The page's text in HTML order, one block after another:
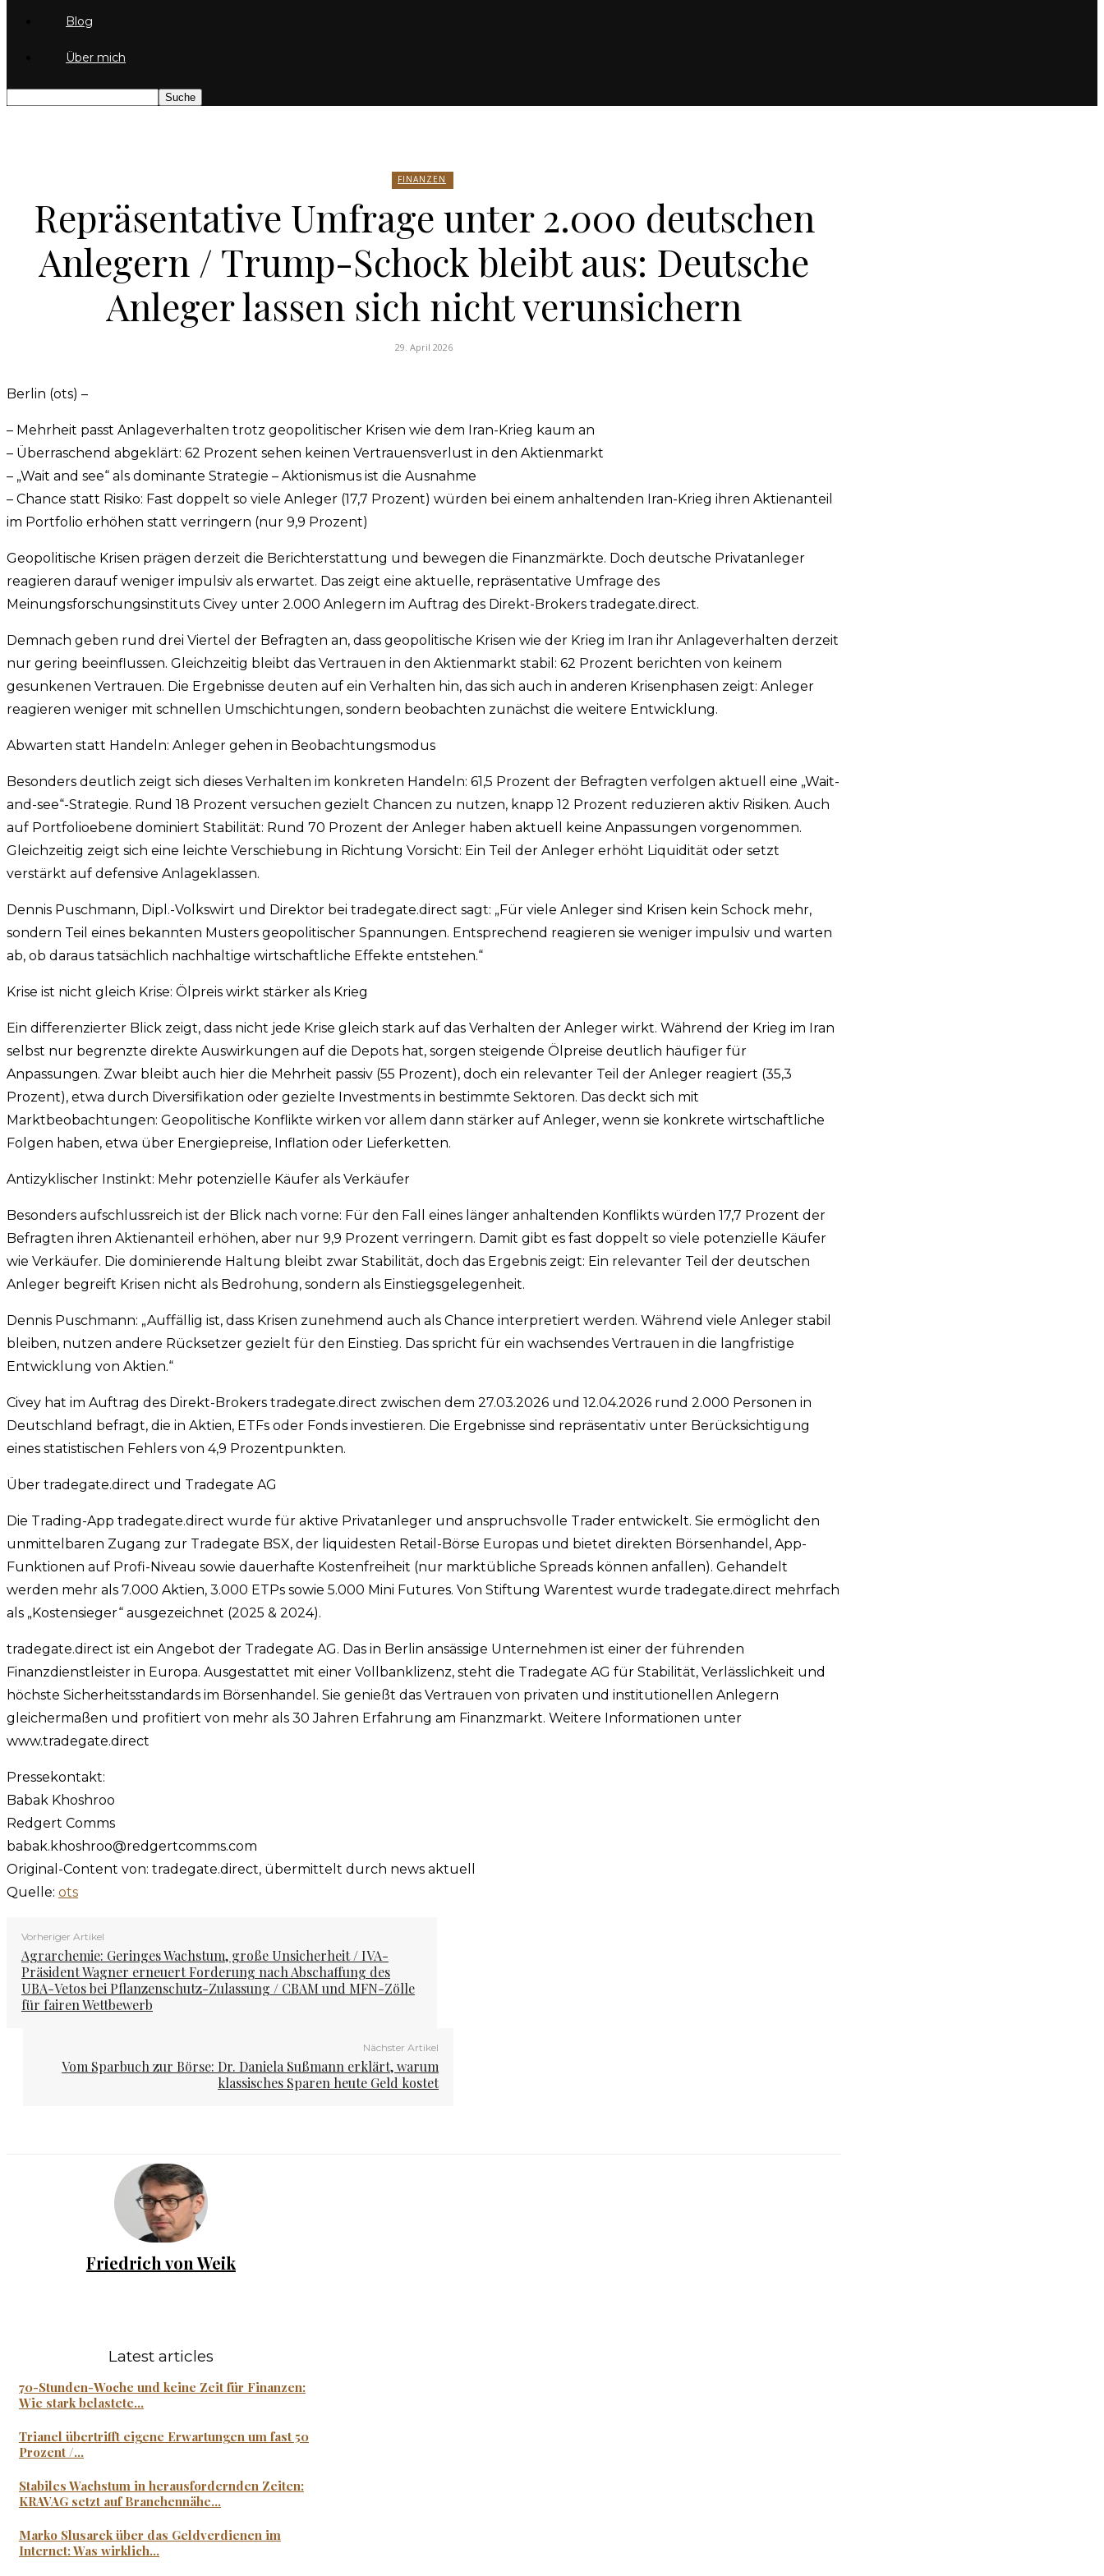
Blog
Über mich
FINANZEN
Repräsentative Umfrage unter 2.000 deutschen
Anlegern / Trump-Schock bleibt aus: Deutsche
Anleger lassen sich nicht verunsichern
29. April 2026
Berlin (ots) –
– Mehrheit passt Anlageverhalten trotz geopolitischer Krisen wie dem Iran-Krieg kaum an
– Überraschend abgeklärt: 62 Prozent sehen keinen Vertrauensverlust in den Aktienmarkt
– „Wait and see“ als dominante Strategie – Aktionismus ist die Ausnahme
– Chance statt Risiko: Fast doppelt so viele Anleger (17,7 Prozent) würden bei einem anhaltenden Iran-Krieg ihren Aktienanteil
im Portfolio erhöhen statt verringern (nur 9,9 Prozent)
Geopolitische Krisen prägen derzeit die Berichterstattung und bewegen die Finanzmärkte. Doch deutsche Privatanleger
reagieren darauf weniger impulsiv als erwartet. Das zeigt eine aktuelle, repräsentative Umfrage des
Meinungsforschungsinstituts Civey unter 2.000 Anlegern im Auftrag des Direkt-Brokers tradegate.direct.
Demnach geben rund drei Viertel der Befragten an, dass geopolitische Krisen wie der Krieg im Iran ihr Anlageverhalten derzeit
nur gering beeinflussen. Gleichzeitig bleibt das Vertrauen in den Aktienmarkt stabil: 62 Prozent berichten von keinem
gesunkenen Vertrauen. Die Ergebnisse deuten auf ein Verhalten hin, das sich auch in anderen Krisenphasen zeigt: Anleger
reagieren weniger mit schnellen Umschichtungen, sondern beobachten zunächst die weitere Entwicklung.
Abwarten statt Handeln: Anleger gehen in Beobachtungsmodus
Besonders deutlich zeigt sich dieses Verhalten im konkreten Handeln: 61,5 Prozent der Befragten verfolgen aktuell eine „Wait-
and-see“-Strategie. Rund 18 Prozent versuchen gezielt Chancen zu nutzen, knapp 12 Prozent reduzieren aktiv Risiken. Auch
auf Portfolioebene dominiert Stabilität: Rund 70 Prozent der Anleger haben aktuell keine Anpassungen vorgenommen.
Gleichzeitig zeigt sich eine leichte Verschiebung in Richtung Vorsicht: Ein Teil der Anleger erhöht Liquidität oder setzt
verstärkt auf defensive Anlageklassen.
Dennis Puschmann, Dipl.-Volkswirt und Direktor bei tradegate.direct sagt: „Für viele Anleger sind Krisen kein Schock mehr,
sondern Teil eines bekannten Musters geopolitischer Spannungen. Entsprechend reagieren sie weniger impulsiv und warten
ab, ob daraus tatsächlich nachhaltige wirtschaftliche Effekte entstehen.“
Krise ist nicht gleich Krise: Ölpreis wirkt stärker als Krieg
Ein differenzierter Blick zeigt, dass nicht jede Krise gleich stark auf das Verhalten der Anleger wirkt. Während der Krieg im Iran
selbst nur begrenzte direkte Auswirkungen auf die Depots hat, sorgen steigende Ölpreise deutlich häufiger für
Anpassungen. Zwar bleibt auch hier die Mehrheit passiv (55 Prozent), doch ein relevanter Teil der Anleger reagiert (35,3
Prozent), etwa durch Diversifikation oder gezielte Investments in bestimmte Sektoren. Das deckt sich mit
Marktbeobachtungen: Geopolitische Konflikte wirken vor allem dann stärker auf Anleger, wenn sie konkrete wirtschaftliche
Folgen haben, etwa über Energiepreise, Inflation oder Lieferketten.
Antizyklischer Instinkt: Mehr potenzielle Käufer als Verkäufer
Besonders aufschlussreich ist der Blick nach vorne: Für den Fall eines länger anhaltenden Konflikts würden 17,7 Prozent der
Befragten ihren Aktienanteil erhöhen, aber nur 9,9 Prozent verringern. Damit gibt es fast doppelt so viele potenzielle Käufer
wie Verkäufer. Die dominierende Haltung bleibt zwar Stabilität, doch das Ergebnis zeigt: Ein relevanter Teil der deutschen
Anleger begreift Krisen nicht als Bedrohung, sondern als Einstiegsgelegenheit.
Dennis Puschmann: „Auffällig ist, dass Krisen zunehmend auch als Chance interpretiert werden. Während viele Anleger stabil
bleiben, nutzen andere Rücksetzer gezielt für den Einstieg. Das spricht für ein wachsendes Vertrauen in die langfristige
Entwicklung von Aktien.“
Civey hat im Auftrag des Direkt-Brokers tradegate.direct zwischen dem 27.03.2026 und 12.04.2026 rund 2.000 Personen in
Deutschland befragt, die in Aktien, ETFs oder Fonds investieren. Die Ergebnisse sind repräsentativ unter Berücksichtigung
eines statistischen Fehlers von 4,9 Prozentpunkten.
Über tradegate.direct und Tradegate AG
Die Trading-App tradegate.direct wurde für aktive Privatanleger und anspruchsvolle Trader entwickelt. Sie ermöglicht den
unmittelbaren Zugang zur Tradegate BSX, der liquidesten Retail-Börse Europas und bietet direkten Börsenhandel, App-
Funktionen auf Profi-Niveau sowie dauerhafte Kostenfreiheit (nur marktübliche Spreads können anfallen). Gehandelt
werden mehr als 7.000 Aktien, 3.000 ETPs sowie 5.000 Mini Futures. Von Stiftung Warentest wurde tradegate.direct mehrfach
als „Kostensieger“ ausgezeichnet (2025 & 2024).
tradegate.direct ist ein Angebot der Tradegate AG. Das in Berlin ansässige Unternehmen ist einer der führenden
Finanzdienstleister in Europa. Ausgestattet mit einer Vollbanklizenz, steht die Tradegate AG für Stabilität, Verlässlichkeit und
höchste Sicherheitsstandards im Börsenhandel. Sie genießt das Vertrauen von privaten und institutionellen Anlegern
gleichermaßen und profitiert von mehr als 30 Jahren Erfahrung am Finanzmarkt. Weitere Informationen unter
www.tradegate.direct
Pressekontakt:
Babak Khoshroo
Redgert Comms
babak.khoshroo@redgertcomms.com
Original-Content von: tradegate.direct, übermittelt durch news aktuell
Quelle: ots
Vorheriger Artikel
Agrarchemie: Geringes Wachstum, große Unsicherheit / IVA-
Präsident Wagner erneuert Forderung nach Abschaffung des
UBA-Vetos bei Pflanzenschutz-Zulassung / CBAM und MFN-Zölle
für fairen Wettbewerb
Nächster Artikel
Vom Sparbuch zur Börse: Dr. Daniela Sußmann erklärt, warum
klassisches Sparen heute Geld kostet
Friedrich von Weik
Latest articles
70-Stunden-Woche und keine Zeit für Finanzen:
Wie stark belastete...
Trianel übertrifft eigene Erwartungen um fast 50
Prozent /...
Stabiles Wachstum in herausfordernden Zeiten:
KRAVAG setzt auf Branchennähe...
Marko Slusarek über das Geldverdienen im
Internet: Was wirklich...